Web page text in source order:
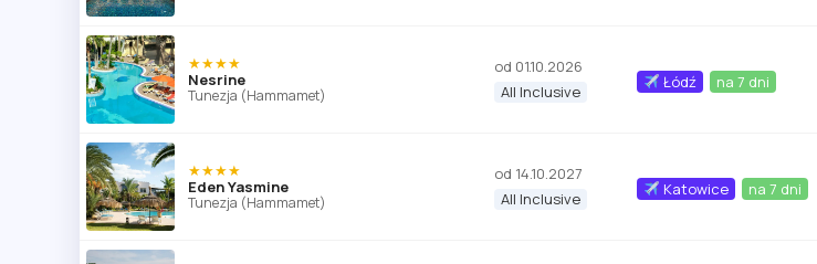
★★★★
Nesrine
Tunezja (Hammamet)
od 01.10.2026
All Inclusive
Łódź na 7 dni
★★★★
Eden Yasmine
Tunezja (Hammamet)
od 14.10.2027
All Inclusive
Katowice na 7 dni